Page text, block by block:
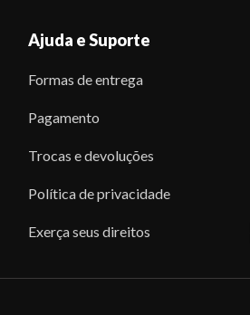
Ajuda e Suporte
Formas de entrega
Pagamento
Trocas e devoluções
Política de privacidade
Exerça seus direitos